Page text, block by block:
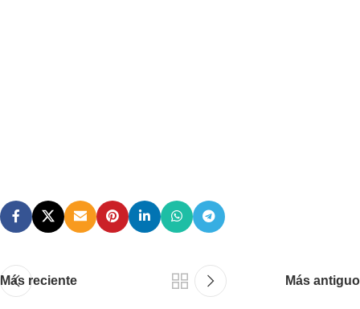
Más reciente Más antiguo